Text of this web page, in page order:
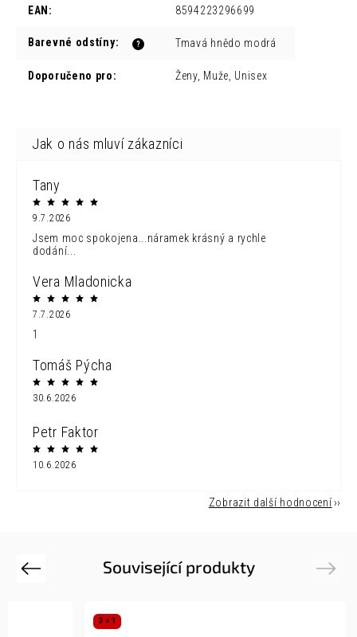
EAN : 8594223296699
?
Barevné odstíny: Tmavá hnědo modrá
Doporučeno pro: Ženy, Muže, Unisex
Tany
9.7.2026
Jsem moc spokojena...náramek krásný a rychle
dodání...
Vera Mladonicka
7.7.2026
1
Tomáš Pýcha
30.6.2026
Petr Faktor
10.6.2026
Zobrazit další hodnocení
Související produkty
Previous
3 + 1
Next